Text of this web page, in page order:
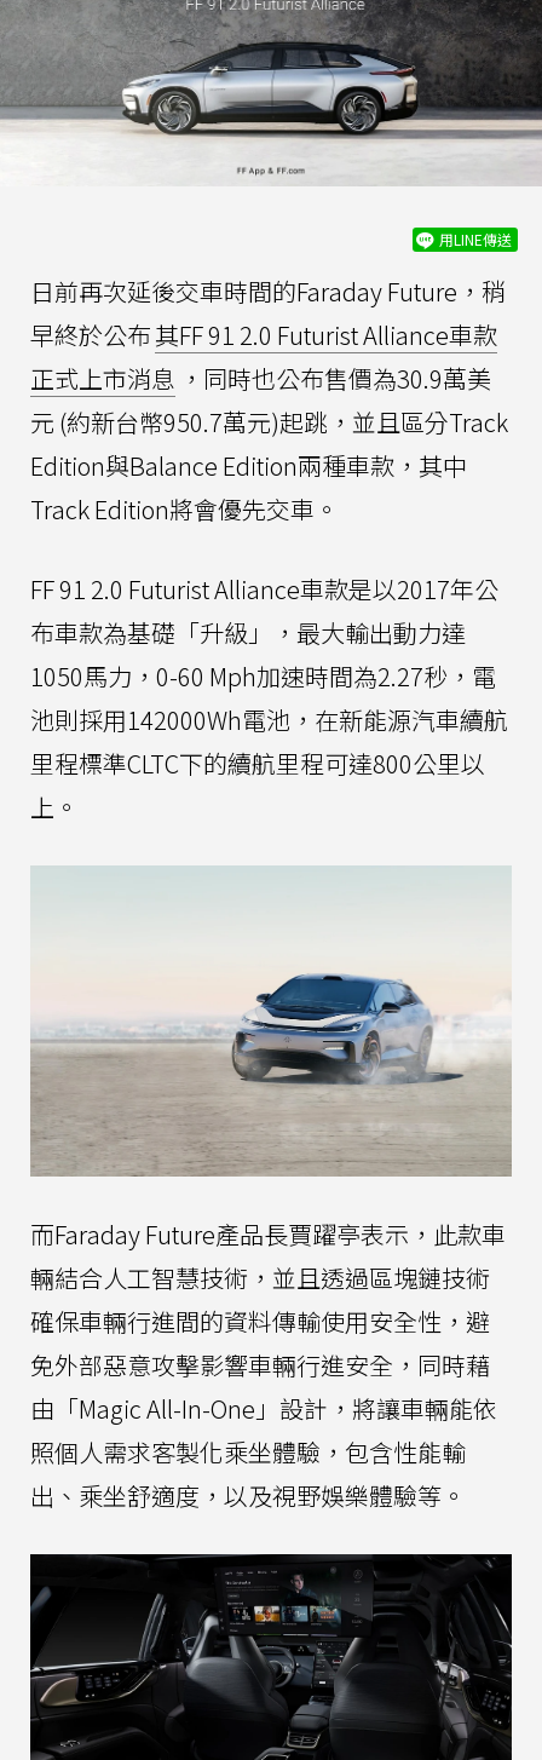
用LINE傳送
日前再次延後交車時間的Faraday Future，稍
早終於公布其FF 91 2.0 Futurist Alliance車款
正式上市消息 ，同時也公布售價為30.9萬美
元 (約新台幣950.7萬元)起跳，並且區分Track
Edition與Balance Edition兩種車款，其中
Track Edition將會優先交車。
FF 91 2.0 Futurist Alliance車款是以2017年公
布車款為基礎「升級」，最大輸出動力達
1050馬力，0-60 Mph加速時間為2.27秒，電
池則採用142000Wh電池，在新能源汽車續航
里程標準CLTC下的續航里程可達800公里以
上。
而Faraday Future產品長賈躍亭表示，此款車
輛結合人工智慧技術，並且透過區塊鏈技術
確保車輛行進間的資料傳輸使用安全性，避
免外部惡意攻擊影響車輛行進安全，同時藉
由「Magic All-In-One」設計，將讓車輛能依
照個人需求客製化乘坐體驗，包含性能輸
出、乘坐舒適度，以及視野娛樂體驗等。